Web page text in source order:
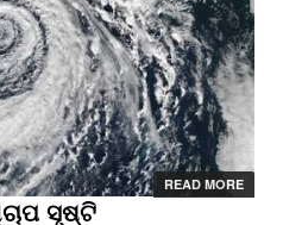
READ MORE
ସୃଷ୍ଟି